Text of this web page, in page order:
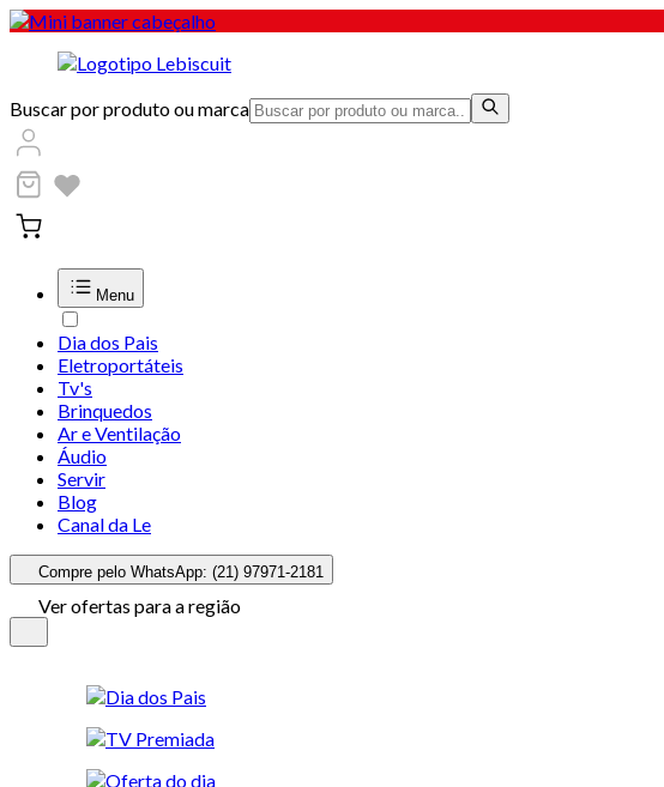
Buscar por produto ou marca
Menu
Dia dos Pais
Eletroportáteis
Tv's
Brinquedos
Ar e Ventilação
Áudio
Servir
Blog
Canal da Le
Compre pelo WhatsApp: (21) 97971-2181
Ver ofertas para a região